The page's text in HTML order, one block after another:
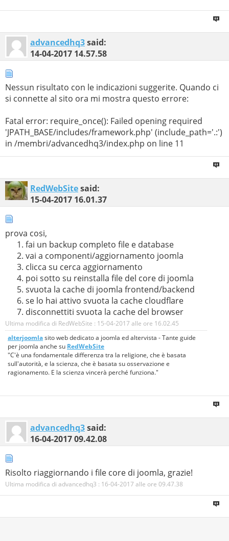
advancedhq3said:
14-04-2017 14.57.58
Nessun risultato con le indicazioni suggerite. Quando ci
si connette al sito ora mi mostra questo errore:
Fatal error: require_once(): Failed opening required
'JPATH_BASE/includes/framework.php' (include_path='.:')
in /membri/advancedhq3/index.php on line 11
RedWebSitesaid:
15-04-2017 16.01.37
prova cosi,
fai un backup completo file e database
vai a componenti/aggiornamento joomla
clicca su cerca aggiornamento
poi sotto su reinstalla file del core di joomla
svuota la cache di joomla frontend/backend
se lo hai attivo svuota la cache cloudflare
disconnettiti svuota la cache del browser
Ultima modifica di RedWebSite : 15-04-2017 alle ore 16.02.45
alterjoomlasito web dedicato a joomla ed altervista - Tante guide
per joomla anche su RedWebSite
"C'è una fondamentale differenza tra la religione, che è basata
sull'autorità, e la scienza, che è basata su osservazione e
ragionamento. E la scienza vincerà perché funziona."
advancedhq3said:
16-04-201709.42.08
Risolto riaggiornando i file core di joomla, grazie!
Ultima modifica di advancedhq3 : 16-04-2017 alle ore 09.47.38